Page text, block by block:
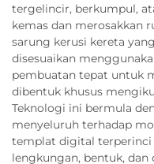
tergelincir, berkumpul,
kemas dan merosakkan
sarung kerusi kereta
disesuaikan
pembuatan tepat untuk
dibentuk khusus
Teknologi ini bermula
menyeluruh terhadap
templat digital terperinci
lengkungan, bentuk,